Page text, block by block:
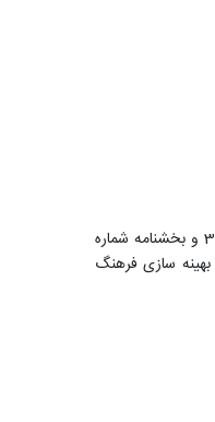
در راستای اجرای کامل دستورالعمل اجرائی نحوه انتخاب و انتصاب مدیران حرفه ای(به شماره 579095 مورخ 1/4/95 شورای عالی اداری و اصلاحیه بعدی آن به شماره 1351824 مورخ 30/5/96 و بخشنامه شماره
ایران)و با هدف بهینه سازی فرهنگ